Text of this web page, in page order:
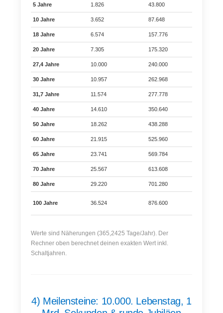
5 Jahre 1.826 43.800
10 Jahre 3.652 87.648
18 Jahre 6.574 157.776
20 Jahre 7.305 175.320
27,4 Jahre 10.000 240.000
30 Jahre 10.957 262.968
31,7 Jahre 11.574 277.778
40 Jahre 14.610 350.640
50 Jahre 18.262 438.288
60 Jahre 21.915 525.960
65 Jahre 23.741 569.784
70 Jahre 25.567 613.608
80 Jahre 29.220 701.280
100 Jahre 36.524 876.600
Werte sind Näherungen (365,2425 Tage/Jahr). Der
Rechner oben berechnet deinen exakten Wert inkl.
Schaltjahren.
4) Meilensteine: 10.000. Lebenstag, 1